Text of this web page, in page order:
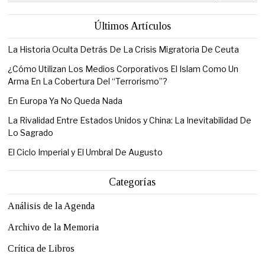
Últimos Artículos
La Historia Oculta Detrás De La Crisis Migratoria De Ceuta
¿Cómo Utilizan Los Medios Corporativos El Islam Como Un
Arma En La Cobertura Del “Terrorismo”?
En Europa Ya No Queda Nada
La Rivalidad Entre Estados Unidos y China: La Inevitabilidad De
Lo Sagrado
El Ciclo Imperial y El Umbral De Augusto
Categorías
Análisis de la Agenda
Archivo de la Memoria
Crítica de Libros